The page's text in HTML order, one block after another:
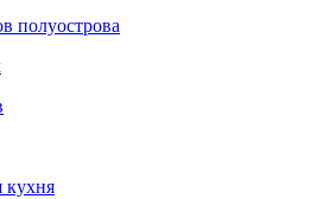
полуострова
кухня